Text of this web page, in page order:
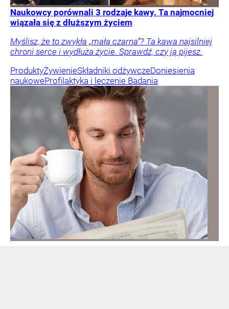
Naukowcy porównali 3 rodzaje kawy. Ta najmocniej
wiązała się z dłuższym życiem
Myślisz, że to zwykła „mała czarna”? Ta kawa najsilniej
chroni serce i wydłuża życie. Sprawdź, czy ją pijesz.
ProduktyŻywienieSkładniki odżywczeDoniesienia
naukoweProfilaktyka i leczenie Badania